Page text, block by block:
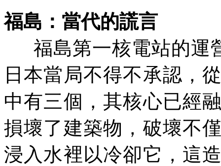
福島：當代的謊言
福島第一核電站的運
日本當局不得不承認，
中有三個，其核心已經
損壞了建築物，破壞不
浸入水裡以冷卻它，這